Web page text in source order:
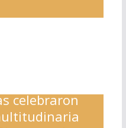
celebraron